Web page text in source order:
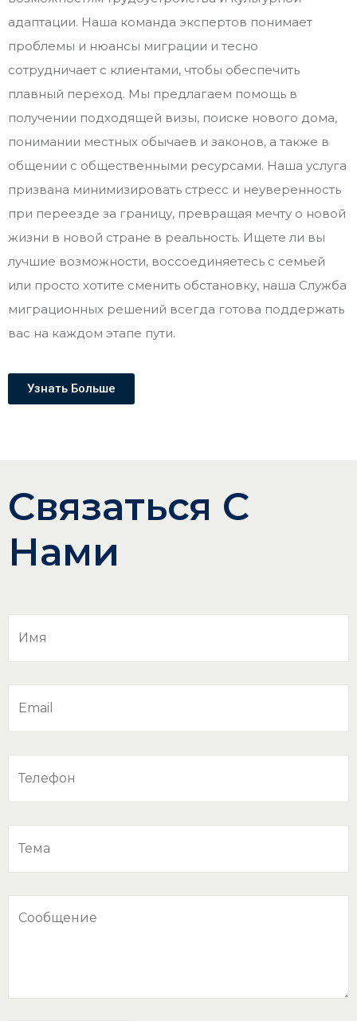
адаптации. Наша команда экспертов понимает
проблемы и нюансы миграции и тесно
сотрудничает с клиентами, чтобы обеспечить
плавный переход. Мы предлагаем помощь в
получении подходящей визы, поиске нового дома,
понимании местных обычаев и законов, а также в
общении с общественными ресурсами. Наша услуга
призвана минимизировать стресс и неуверенность
при переезде за границу, превращая мечту о новой
жизни в новой стране в реальность. Ищете ли вы
лучшие возможности, воссоединяетесь с семьей
или просто хотите сменить обстановку, наша Служба
миграционных решений всегда готова поддержать
вас на каждом этапе пути.
Узнать Больше
Связаться С
Нами